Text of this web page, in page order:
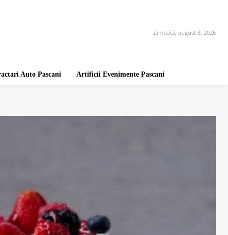
sâmbătă, august 8, 2026
Auto Pascani Artificii Evenimente Pascani